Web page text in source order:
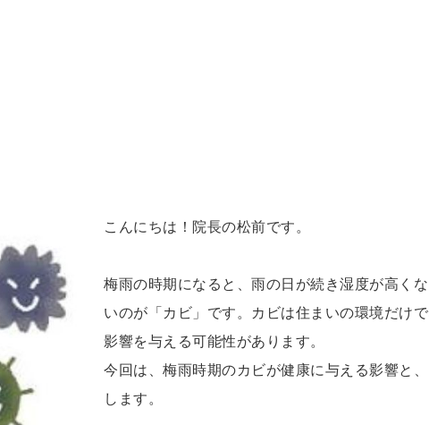
こんにちは！院長の松前です。
梅雨の時期になると、雨の日が続き湿度が高く
いのが「カビ」です。カビは住まいの環境だけ
影響を与える可能性があります。
今回は、梅雨時期のカビが健康に与える影響と
します。